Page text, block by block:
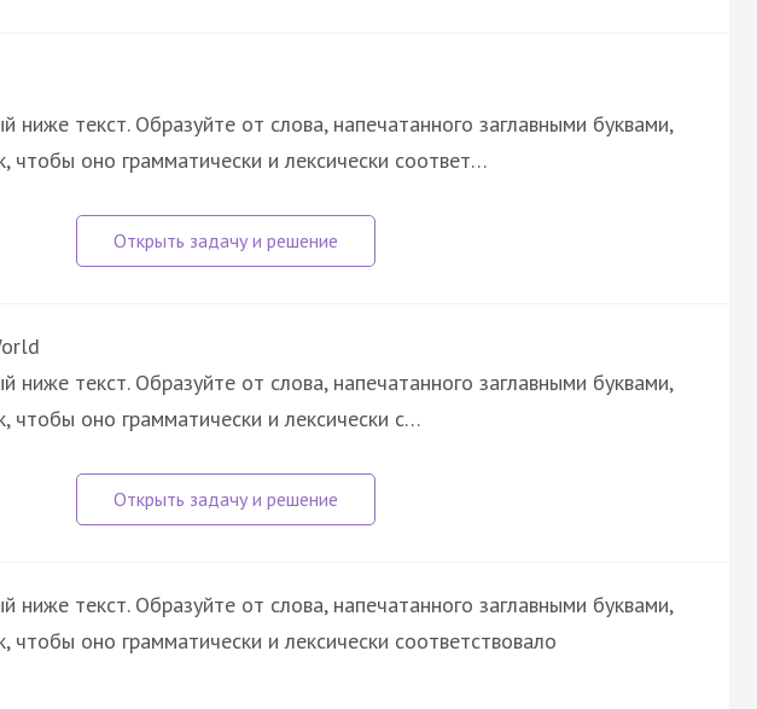
ниже текст. Образуйте от слова, напечатанного заглавными буквами,
чтобы оно грамматически и лексически соответ…
ниже текст. Образуйте от слова, напечатанного заглавными буквами,
чтобы оно грамматически и лексически с…
ниже текст. Образуйте от слова, напечатанного заглавными буквами,
чтобы оно грамматически и лексически соответствовало